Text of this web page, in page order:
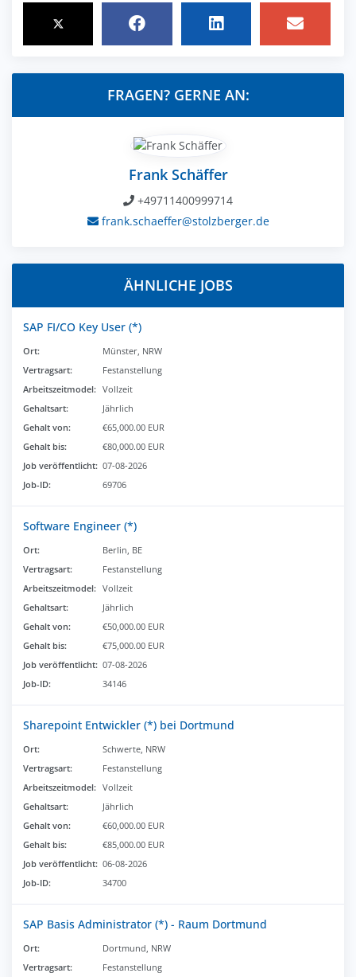
FRAGEN? GERNE AN:
Frank Schäffer
+49711400999714
frank.schaeffer@stolzberger.de
ÄHNLICHE JOBS
SAP FI/CO Key User (*)
Ort:
Münster, NRW
Vertragsart:
Festanstellung
Arbeitszeitmodel: Vollzeit
Gehaltsart:
Jährlich
Gehalt von:
€65,000.00 EUR
Gehalt bis:
€80,000.00 EUR
Job veröffentlicht: 07-08-2026
Job-ID:
69706
Software Engineer (*)
Ort:
Berlin, BE
Vertragsart:
Festanstellung
Arbeitszeitmodel: Vollzeit
Gehaltsart:
Jährlich
Gehalt von:
€50,000.00 EUR
Gehalt bis:
€75,000.00 EUR
Job veröffentlicht: 07-08-2026
Job-ID:
34146
Sharepoint Entwickler (*) bei Dortmund
Ort:
Schwerte, NRW
Vertragsart:
Festanstellung
Arbeitszeitmodel: Vollzeit
Gehaltsart:
Jährlich
Gehalt von:
€60,000.00 EUR
Gehalt bis:
€85,000.00 EUR
Job veröffentlicht: 06-08-2026
Job-ID:
34700
SAP Basis Administrator (*) - Raum Dortmund
Ort:
Dortmund, NRW
Vertragsart:
Festanstellung